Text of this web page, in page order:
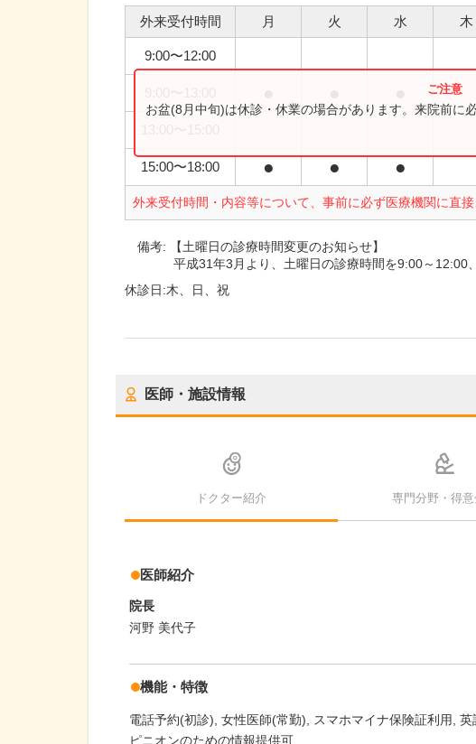
外来受付時間 月 火 水 木
9:00〜12:00
15:00〜18:00 ● ● ●
外来受付時間・内容等について、事前に必ず医療機関に直接
お盆(8月中旬)は休診・休業の場合があります。来院前に
備考:
【土曜日の診療時間変更のお知らせ】
平成31年3月より、土曜日の診療時間を9:00～12:00
休診日:木、日、祝
医師・施設情報
ドクター紹介 専門分野・得意
医師紹介
院長
河野 美代子
機能・特徴
電話予約(初診) 女性医師(常勤) スマホマイナ保険証利用 英
ピニオンのための情報提供可